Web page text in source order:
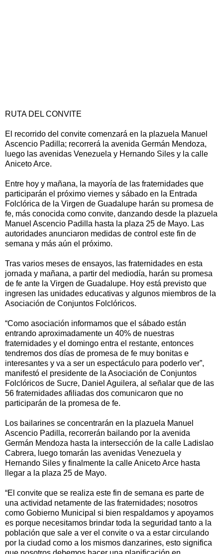
RUTA DEL CONVITE
El recorrido del convite comenzará en la plazuela Manuel
Ascencio Padilla; recorrerá la avenida Germán Mendoza,
luego las avenidas Venezuela y Hernando Siles y la calle
Aniceto Arce.
Entre hoy y mañana, la mayoría de las fraternidades que
participarán el próximo viernes y sábado en la Entrada
Folclórica de la Virgen de Guadalupe harán su promesa de
fe, más conocida como convite, danzando desde la plazuela
Manuel Ascencio Padilla hasta la plaza 25 de Mayo. Las
autoridades anunciaron medidas de control este fin de
semana y más aún el próximo.
Tras varios meses de ensayos, las fraternidades en esta
jornada y mañana, a partir del mediodía, harán su promesa
de fe ante la Virgen de Guadalupe. Hoy está previsto que
ingresen las unidades educativas y algunos miembros de la
Asociación de Conjuntos Folclóricos.
“Como asociación informamos que el sábado están
entrando aproximadamente un 40% de nuestras
fraternidades y el domingo entra el restante, entonces
tendremos dos días de promesa de fe muy bonitas e
interesantes y va a ser un espectáculo para poderlo ver”,
manifestó el presidente de la Asociación de Conjuntos
Folclóricos de Sucre, Daniel Aguilera, al señalar que de las
56 fraternidades afiliadas dos comunicaron que no
participarán de la promesa de fe.
Los bailarines se concentrarán en la plazuela Manuel
Ascencio Padilla, recorrerán bailando por la avenida
Germán Mendoza hasta la intersección de la calle Ladislao
Cabrera, luego tomarán las avenidas Venezuela y
Hernando Siles y finalmente la calle Aniceto Arce hasta
llegar a la plaza 25 de Mayo.
“El convite que se realiza este fin de semana es parte de
una actividad netamente de las fraternidades; nosotros
como Gobierno Municipal si bien respaldamos y apoyamos
es porque necesitamos brindar toda la seguridad tanto a la
población que sale a ver el convite o va a estar circulando
por la ciudad como a los mismos danzarines, esto significa